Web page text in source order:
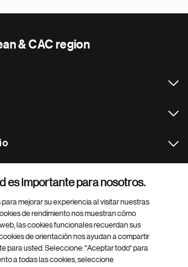
& CAC region
es importante para nosotros.
mejorar su experiencia al visitar nuestras
de rendimiento nos muestran cómo
las cookies funcionales recuerdan sus
de orientación nos ayudan a compartir
para usted. Seleccione: "Aceptar todo" para
a todas las cookies, seleccione